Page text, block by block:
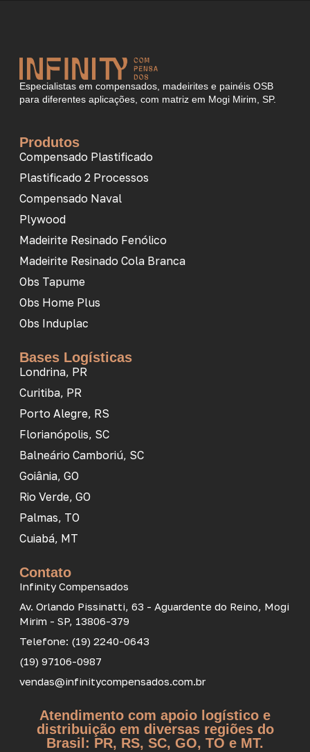
Especialistas em compensados, madeirites e painéis OSB
para diferentes aplicações, com matriz em Mogi Mirim, SP.
Produtos
Compensado Plastificado
Plastificado 2 Processos
Compensado Naval
Plywood
Madeirite Resinado Fenólico
Madeirite Resinado Cola Branca
Obs Tapume
Obs Home Plus
Obs Induplac
Bases Logísticas
Londrina, PR
Curitiba, PR
Porto Alegre, RS
Florianópolis, SC
Balneário Camboriú, SC
Goiânia, GO
Rio Verde, GO
Palmas, TO
Cuiabá, MT
Contato
Infinity Compensados
Av. Orlando Pissinatti, 63 - Aguardente do Reino, Mogi
Mirim - SP, 13806-379
Telefone: (19) 2240-0643
(19) 97106-0987
vendas@infinitycompensados.com.br
Atendimento com apoio logístico e
distribuição em diversas regiões do
Brasil: PR, RS, SC, GO, TO e MT.